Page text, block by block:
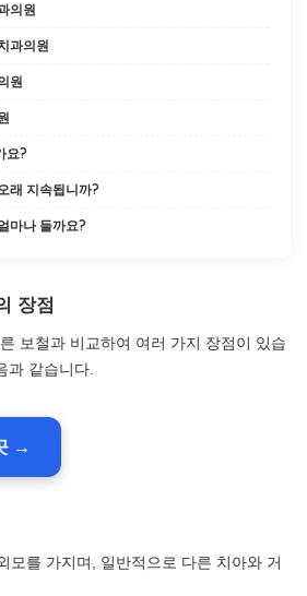
의원
과의원
원
요?
래 지속됩니까?
마나 들까요?
장점
보철과 비교하여 여러 가지 장점이 있습
과 같습니다.
→
모를 가지며, 일반적으로 다른 치아와 거